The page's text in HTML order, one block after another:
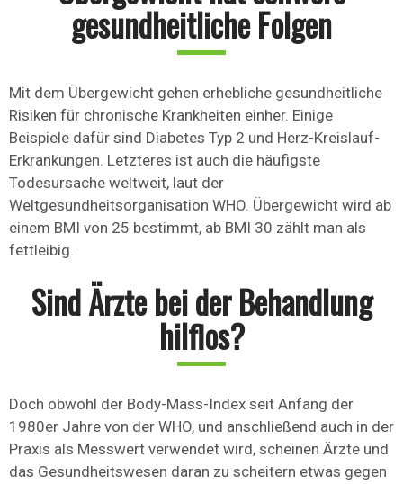
gesundheitliche Folgen
Mit dem Übergewicht gehen erhebliche gesundheitliche
Risiken für chronische Krankheiten einher. Einige
Beispiele dafür sind Diabetes Typ 2 und Herz-Kreislauf-
Erkrankungen. Letzteres ist auch die häufigste
Todesursache weltweit, laut der
Weltgesundheitsorganisation WHO. Übergewicht wird ab
einem BMI von 25 bestimmt, ab BMI 30 zählt man als
fettleibig.
Sind Ärzte bei der Behandlung
hilflos?
Doch obwohl der Body-Mass-Index seit Anfang der
1980er Jahre von der WHO, und anschließend auch in der
Praxis als Messwert verwendet wird, scheinen Ärzte und
das Gesundheitswesen daran zu scheitern etwas gegen